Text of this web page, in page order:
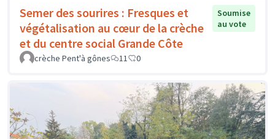
Semer des sourires : Fresques et
végétalisation au cœur de la crèche
et du centre social Grande Côte
Soumise
au vote
crèche Pent'à gônes 11 0